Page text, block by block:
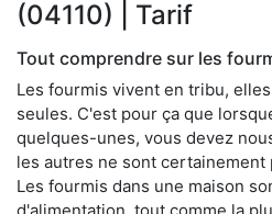
(04110) | Tarif
Tout comprendre sur les
Les fourmis vivent en tribu,
seules. C'est pour ça que
quelques-unes, vous devez
les autres ne sont certainement
Les fourmis dans une maison